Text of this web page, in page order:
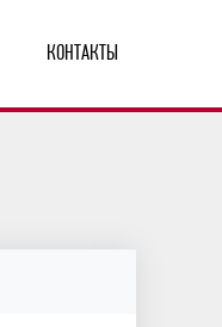
КОНТАКТЫ